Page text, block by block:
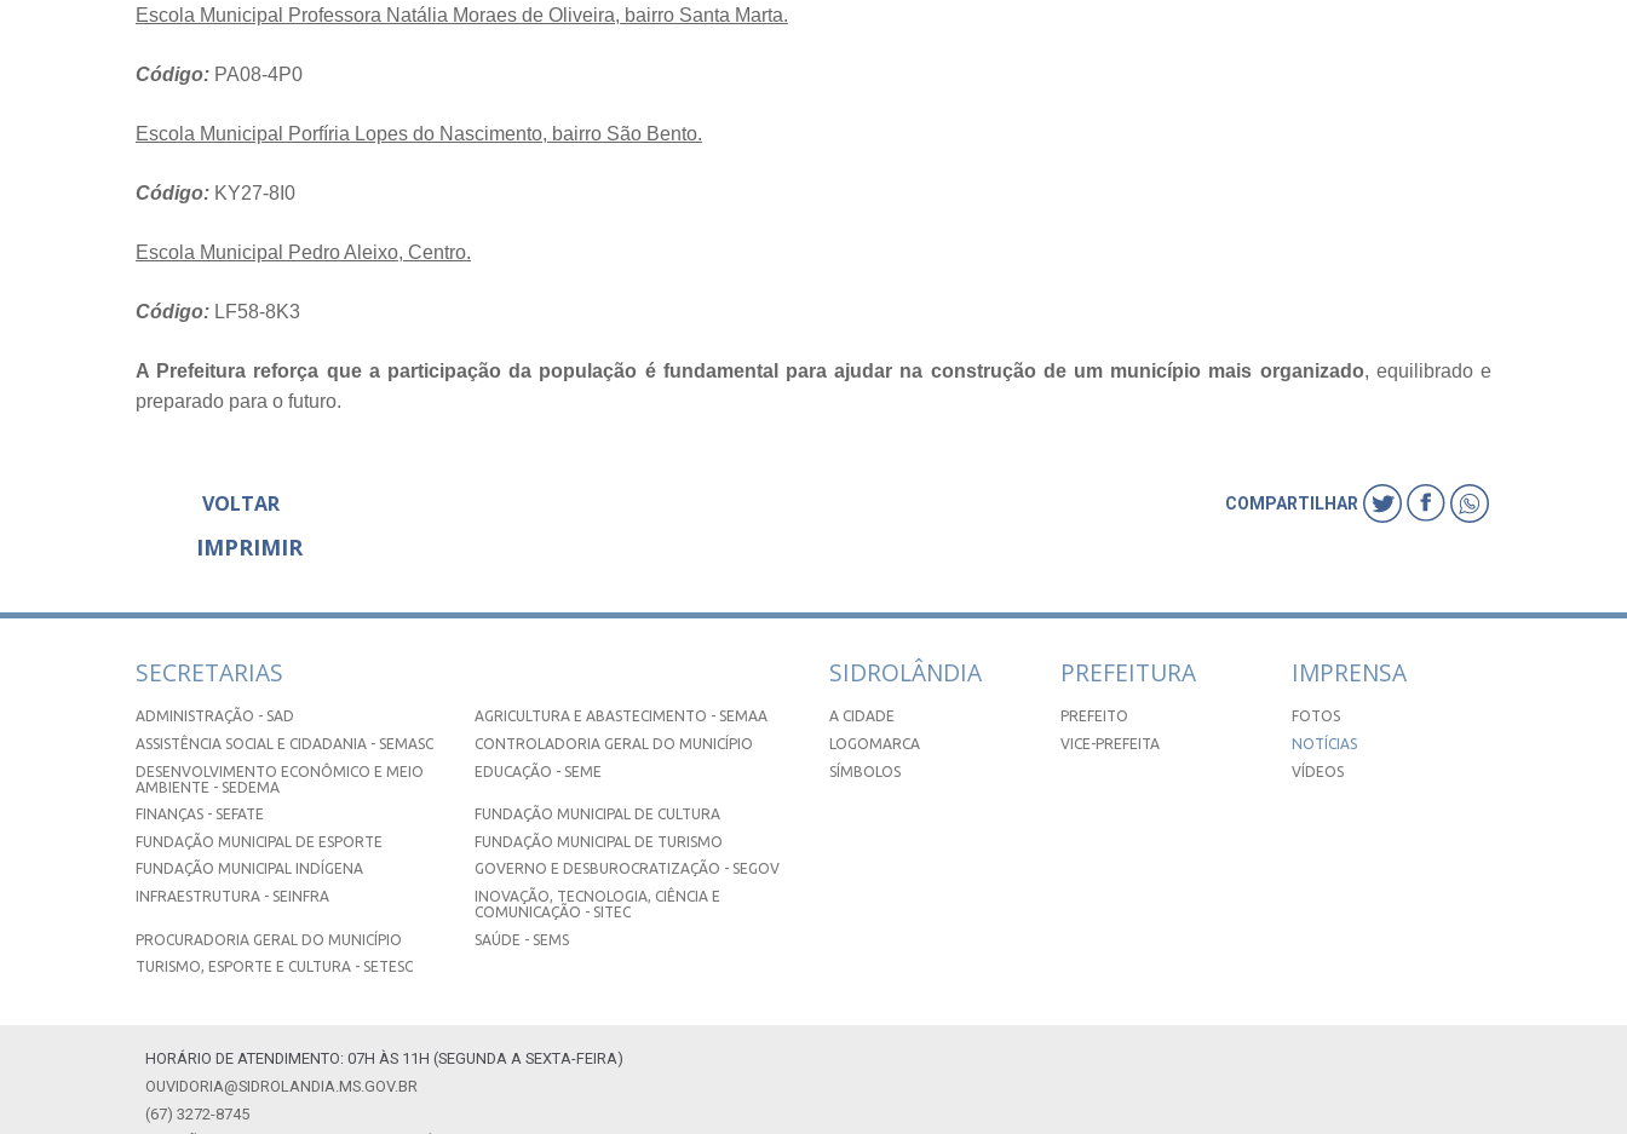
Escola Municipal Professora Natália Moraes de Oliveira, bairro Santa Marta.
Código: PA08-4P0
Escola Municipal Porfíria Lopes do Nascimento, bairro São Bento.
Código: KY27-8I0
Escola Municipal Pedro Aleixo, Centro.
Código: LF58-8K3
A Prefeitura reforça que a participação da população é fundamental para ajudar na construção de um município mais organizado, equilibrado e
preparado para o futuro.
VOLTAR
IMPRIMIR
COMPARTILHAR
SECRETARIAS
ADMINISTRAÇÃO - SAD
AGRICULTURA E ABASTECIMENTO - SEMAA
ASSISTÊNCIA SOCIAL E CIDADANIA - SEMASC
CONTROLADORIA GERAL DO MUNICÍPIO
DESENVOLVIMENTO ECONÔMICO E MEIO
AMBIENTE - SEDEMA
EDUCAÇÃO - SEME
FINANÇAS - SEFATE
FUNDAÇÃO MUNICIPAL DE CULTURA
FUNDAÇÃO MUNICIPAL DE ESPORTE
FUNDAÇÃO MUNICIPAL DE TURISMO
FUNDAÇÃO MUNICIPAL INDÍGENA
GOVERNO E DESBUROCRATIZAÇÃO - SEGOV
INFRAESTRUTURA - SEINFRA
INOVAÇÃO, TECNOLOGIA, CIÊNCIA E
COMUNICAÇÃO - SITEC
PROCURADORIA GERAL DO MUNICÍPIO
SAÚDE - SEMS
TURISMO, ESPORTE E CULTURA - SETESC
SIDROLÂNDIA
A CIDADE
LOGOMARCA
SÍMBOLOS
PREFEITURA
PREFEITO
VICE-PREFEITA
IMPRENSA
FOTOS
NOTÍCIAS
VÍDEOS
HORÁRIO DE ATENDIMENTO: 07H ÀS 11H (SEGUNDA A SEXTA-FEIRA)
OUVIDORIA@SIDROLANDIA.MS.GOV.BR
(67) 3272-8745